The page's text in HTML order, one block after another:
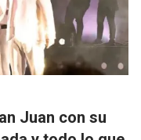
Juan con su